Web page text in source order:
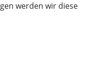
werden wir diese